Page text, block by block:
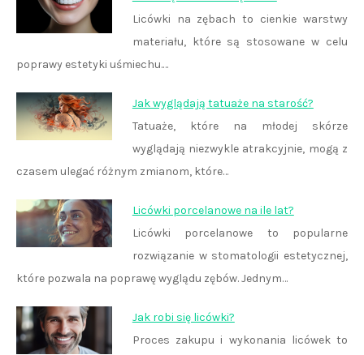
Licówki na zębach to cienkie warstwy
materiału, które są stosowane w celu
poprawy estetyki uśmiechu.…
Jak wyglądają tatuaże na starość?
Tatuaże, które na młodej skórze
wyglądają niezwykle atrakcyjnie, mogą z
czasem ulegać różnym zmianom, które…
Licówki porcelanowe na ile lat?
Licówki porcelanowe to popularne
rozwiązanie w stomatologii estetycznej,
które pozwala na poprawę wyglądu zębów. Jednym…
Jak robi się licówki?
Proces zakupu i wykonania licówek to